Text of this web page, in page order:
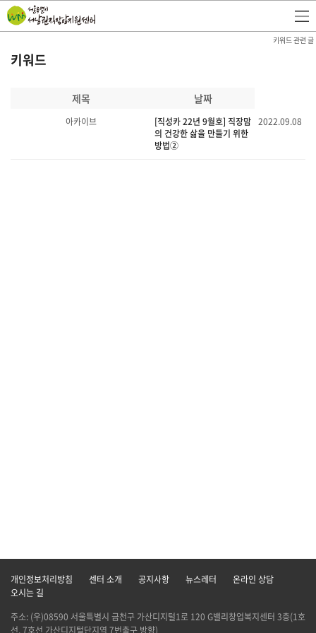
키워드
키워드 관련 글
제목 날짜
아카이브
[직성카 22년 9월호] 직장맘
의 건강한 삶을 만들기 위한
방법②
2022.09.08
개인정보처리방침 센터 소개 공지사항 뉴스레터
온라인 상담
오시는 길
주소: (우)08590 서울특별시 금천구 가산디지털1로 120 G밸리창업복지센터 3층(1호
선, 7호선 가산디지털단지역 7번출구 방향)